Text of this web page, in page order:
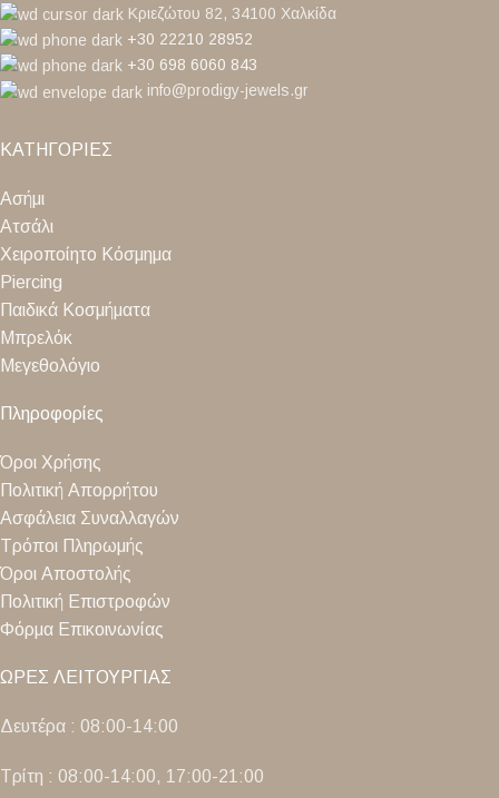
Κριεζώτου 82, 34100 Χαλκίδα
+30 22210 28952
+30 698 6060 843
info@prodigy-jewels.gr
ΚΑΤΗΓΟΡΙΕΣ
Ασήμι
Ατσάλι
Χειροποίητο Κόσμημα
Piercing
Παιδικά Κοσμήματα
Μπρελόκ
Μεγεθολόγιο
Πληροφορίες
Όροι Χρήσης
Πολιτική Απορρήτου
Ασφάλεια Συναλλαγών
Τρόποι Πληρωμής
Όροι Αποστολής
Πολιτική Επιστροφών
Φόρμα Επικοινωνίας
ΩΡΕΣ ΛΕΙΤΟΥΡΓΙΑΣ
Δευτέρα : 08:00-14:00
Τρίτη : 08:00-14:00, 17:00-21:00